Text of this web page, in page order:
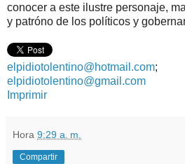
conocer a este ilustre personaje,
y patróno de los políticos y
elpidiotolentino@hotmail.com;
elpidiotolentino@gmail.com
Imprimir
Hora 9:29 a. m.
Compartir